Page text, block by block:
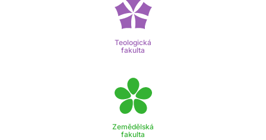
Teologická
fakulta
Zemědělská
fakulta